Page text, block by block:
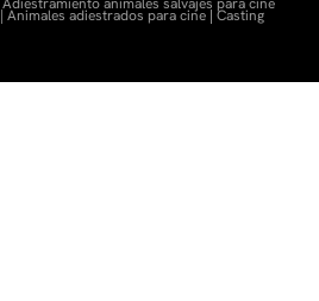
Animales adiestrados para cine| Casting